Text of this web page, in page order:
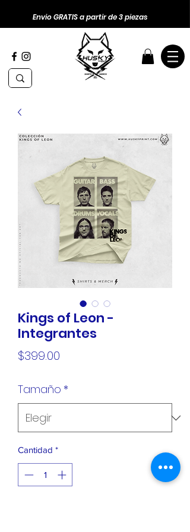
Envio GRATIS a partir de 3 piezas
Kings of Leon -
Integrantes
$399.00
Tamaño *
Cantidad *